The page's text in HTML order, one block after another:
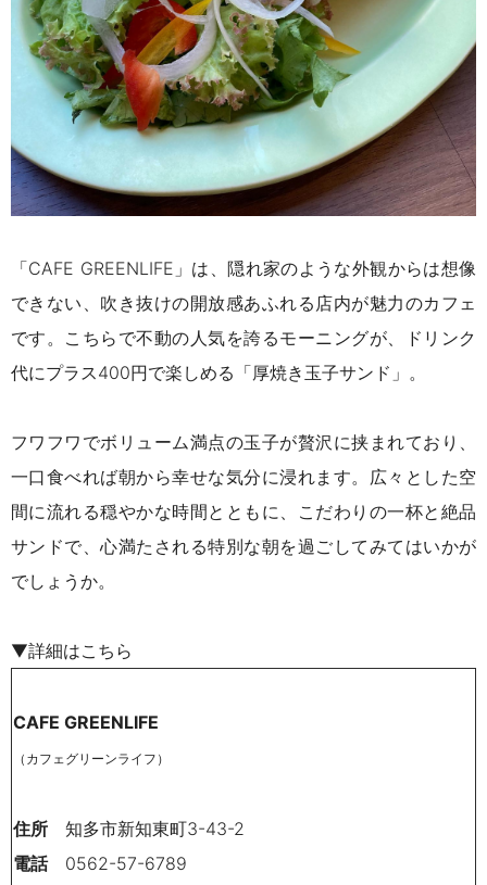
「CAFE GREENLIFE」は、隠れ家のような外観からは想像
できない、吹き抜けの開放感あふれる店内が魅力のカフェ
です。こちらで不動の人気を誇るモーニングが、ドリンク
代にプラス400円で楽しめる「厚焼き玉子サンド」。
フワフワでボリューム満点の玉子が贅沢に挟まれており、
一口食べれば朝から幸せな気分に浸れます。広々とした空
間に流れる穏やかな時間とともに、こだわりの一杯と絶品
サンドで、心満たされる特別な朝を過ごしてみてはいかが
でしょうか。
▼詳細はこちら
CAFE GREENLIFE
（カフェグリーンライフ）
住所 知多市新知東町3-43-2
電話 0562-57-6789